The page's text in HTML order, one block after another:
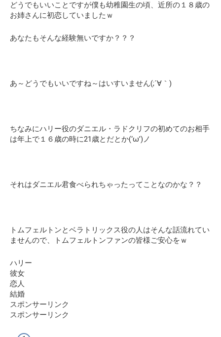
どうでもいいことですが僕も幼稚園生の頃、近所の１８歳の
お姉さんに初恋していましたｗ
あなたもそんな経験無いですか？？？
あ～どうでもいいですね～はいすいません(;´∀｀)
ちなみにハリー役のダニエル・ラドクリフの初めてのお相手
は年上で１６歳の時に21歳とだとか(‘ω’)ノ
それはダニエル君食べられちゃったってことなのかな？？
トムフェルトンとベラトリックス役の人はそんな話流れてい
ませんので、トムフェルトンファンの皆様ご安心をｗ
ハリー
彼女
恋人
結婚
スポンサーリンク
スポンサーリンク